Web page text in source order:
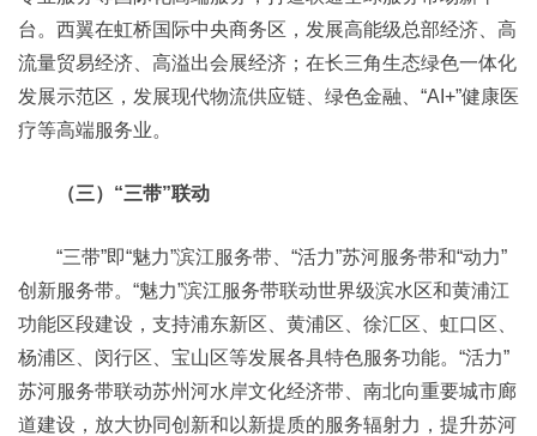
台。西翼在虹桥国际中央商务区，发展高能级总部经济、高
流量贸易经济、高溢出会展经济；在长三角生态绿色一体化
发展示范区，发展现代物流供应链、绿色金融、“AI+”健康医
疗等高端服务业。
（三）“三带”联动
“三带”即“魅力”滨江服务带、“活力”苏河服务带和“动力”
创新服务带。“魅力”滨江服务带联动世界级滨水区和黄浦江
功能区段建设，支持浦东新区、黄浦区、徐汇区、虹口区、
杨浦区、闵行区、宝山区等发展各具特色服务功能。“活力”
苏河服务带联动苏州河水岸文化经济带、南北向重要城市廊
道建设，放大协同创新和以新提质的服务辐射力，提升苏河